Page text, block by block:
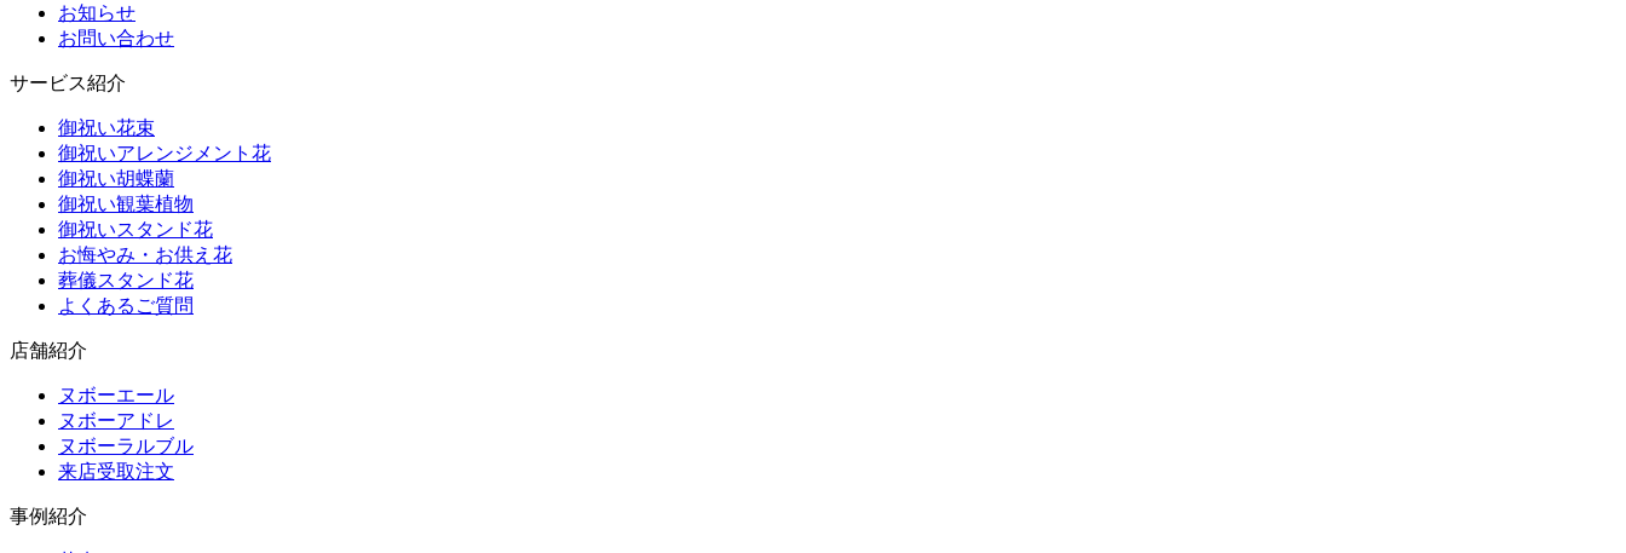
お知らせ
お問い合わせ
サービス紹介
御祝い花束
御祝いアレンジメント花
御祝い胡蝶蘭
御祝い観葉植物
御祝いスタンド花
お悔やみ・お供え花
葬儀スタンド花
よくあるご質問
店舗紹介
ヌボーエール
ヌボーアドレ
ヌボーラルブル
来店受取注文
事例紹介